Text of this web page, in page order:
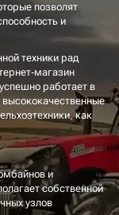
позволят
и
техники рад
магазин
работает в
как
и
собственной
узлов